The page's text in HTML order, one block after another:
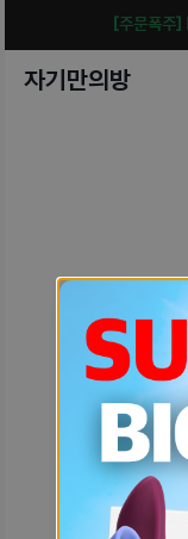
[주문폭주]
자기만의방